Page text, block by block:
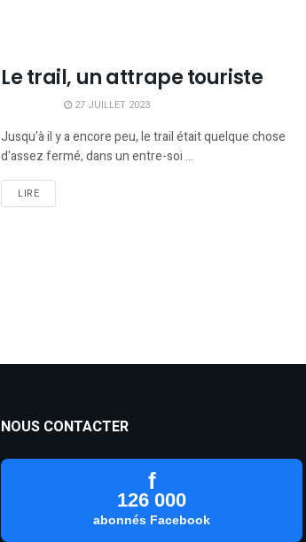
Le trail, un attrape touriste
27 JUILLET 2023
Jusqu'à il y a encore peu, le trail était quelque chose
d'assez fermé, dans un entre-soi ...
LIRE
NOUS CONTACTER
f
126 000
abonnés Facebook